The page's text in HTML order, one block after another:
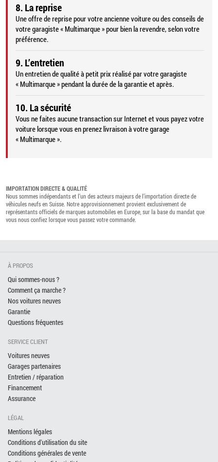
8. La reprise
Une offre de reprise pour votre ancienne voiture ou des conseils de
votre garagiste « Multimarque » pour bien la revendre, selon votre
préférence.
9. L’entretien
Un entretien de qualité à petit prix réalisé par votre garagiste
« Multimarque » pendant la durée de la garantie et après.
10. La sécurité
Vous ne faites aucune transaction sur Internet et vous payez votre
voiture lorsque vous en prenez livraison à votre garage
« Multimarque ».
IMPORTATION DIRECTE & QUALITÉ
Nous sommes indépendants et l’un des acteurs majeurs de l’importation directe de
véhicules neufs en Suisse. Notre approvisionnement provient exclusivement de
représentants officiels de marques automobiles en Europe, sur la base du mandat que
vous nous confiez lorsque vous passez votre commande.
À PROPOS
Qui sommes-nous ?
Comment ça marche ?
Nos voitures neuves
Garantie
Questions fréquentes
SERVICE CLIENT
Voitures neuves
Garages partenaires
Entretien / réparation
Financement
Assurance
LÉGAL
Mentions légales
Conditions d'utilisation du site
Conditions générales de vente